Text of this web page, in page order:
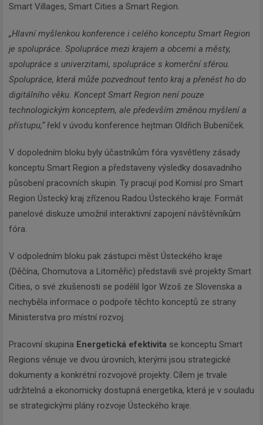
Smart Villages, Smart Cities a Smart Region.
„Hlavní myšlenkou konference i celého konceptu Smart Region
je spolupráce. Spolupráce mezi krajem a obcemi a městy,
spolupráce s univerzitami, spolupráce s komerční sférou.
Spolupráce, která může pozvednout tento kraj a přenést ho do
digitálního věku. Koncept Smart Region není pouze
technologickým konceptem, ale především změnou myšlení a
přístupu,“řekl v úvodu konference hejtman Oldřich Bubeníček.
V dopoledním bloku byly účastníkům fóra vysvětleny zásady
konceptu Smart Region a představeny výsledky dosavadního
působení pracovních skupin. Ty pracují pod Komisí pro Smart
Region Ústecký kraj zřízenou Radou Ústeckého kraje. Formát
panelové diskuze umožnil interaktivní zapojení návštěvníkům
fóra.
V odpoledním bloku pak zástupci měst Ústeckého kraje
(Děčína, Chomutova a Litoměřic) představili své projekty Smart
Cities, o své zkušenosti se podělil Igor Wzoš ze Slovenska a
nechyběla informace o podpoře těchto konceptů ze strany
Ministerstva pro místní rozvoj.
Pracovní skupina Energetická efektivita se konceptu Smart
Regions věnuje ve dvou úrovních, kterými jsou strategické
dokumenty a konkrétní rozvojové projekty. Cílem je trvale
udržitelná a ekonomicky dostupná energetika, která je v souladu
se strategickými plány rozvoje Ústeckého kraje.